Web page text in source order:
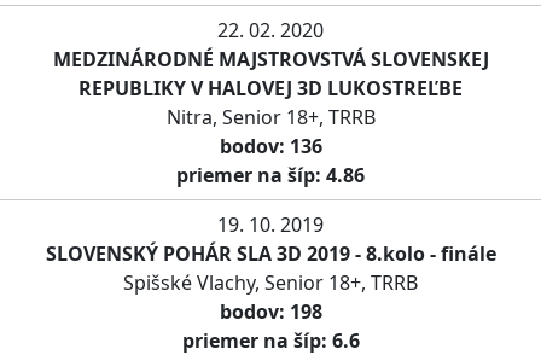
22. 02. 2020
MEDZINÁRODNÉ MAJSTROVSTVÁ SLOVENSKEJ
REPUBLIKY V HALOVEJ 3D LUKOSTREĽBE
Nitra, Senior 18+, TRRB
bodov: 136
priemer na šíp: 4.86
19. 10. 2019
SLOVENSKÝ POHÁR SLA 3D 2019 - 8.kolo - finále
Spišské Vlachy, Senior 18+, TRRB
bodov: 198
priemer na šíp: 6.6